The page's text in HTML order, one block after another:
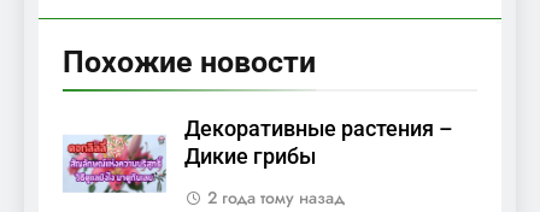
Похожие новости
Декоративные растения –
Дикие грибы
2 года тому назад